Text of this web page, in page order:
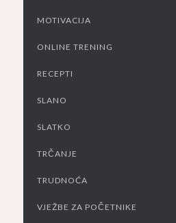
MOTIVACIJA
ONLINE TRENING
RECEPTI
SLANO
SLATKO
TRČANJE
TRUDNOĆA
VJEŽBE ZA POČETNIKE